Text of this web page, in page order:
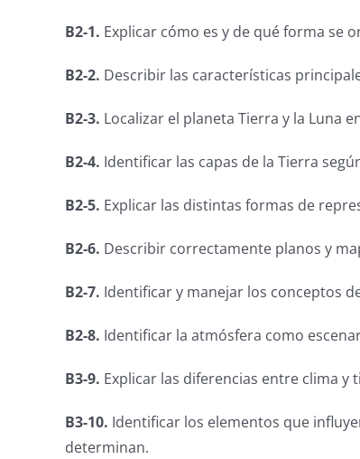
B2-1. Explicar cómo es y de qué forma se
B2-2. Describir las características
B2-3. Localizar el planeta Tierra y la Luna
B2-4. Identificar las capas de la Tierra
B2-5. Explicar las distintas formas de
B2-6. Describir correctamente planos y
B2-7. Identificar y manejar los conceptos
B2-8. Identificar la atmósfera como
B3-9. Explicar las diferencias entre clima
B3-10. Identificar los elementos que
determinan.